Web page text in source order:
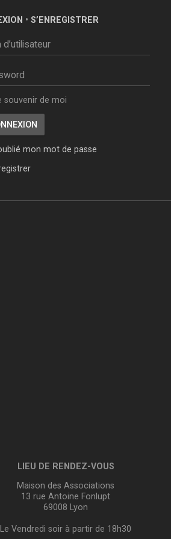
• S’ENREGISTRER
souvenir de moi
mon mot de passe
LIEU DE RENDEZ-VOUS
Maison des Associations
13 rue Antoine Fonlupt
69008 Lyon
Le Vendredi soir à partir de 18h30